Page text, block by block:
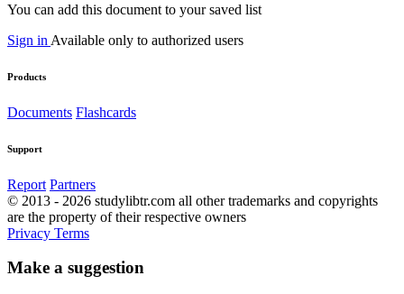
You can add this document to your saved list
Sign in Available only to authorized users
Products
Documents Flashcards
Support
Report Partners
© 2013 - 2026 studylibtr.com all other trademarks and copyrights
are the property of their respective owners
Privacy Terms
Make a suggestion